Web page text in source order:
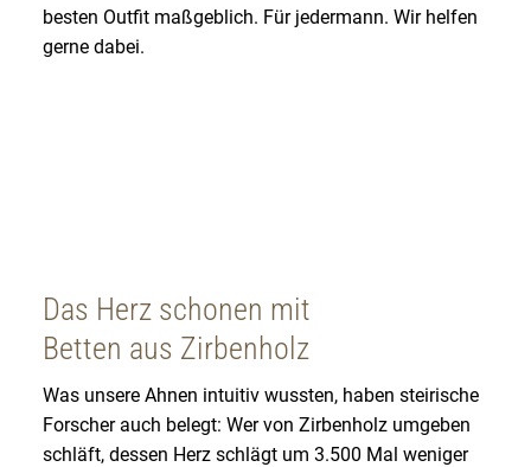
besten Outfit maßgeblich. Für jedermann. Wir helfen
gerne dabei.
Das Herz schonen mit
Betten aus Zirbenholz
Was unsere Ahnen intuitiv wussten, haben steirische
Forscher auch belegt: Wer von Zirbenholz umgeben
schläft, dessen Herz schlägt um 3.500 Mal weniger